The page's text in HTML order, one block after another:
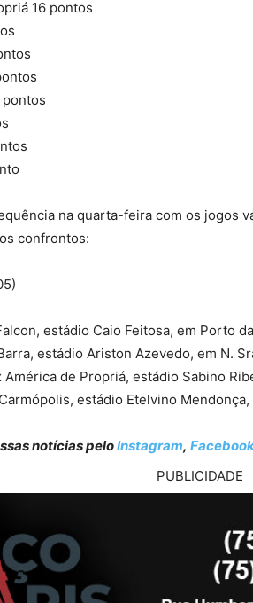
16 pontos
na quarta-feira com os jogos
confrontos:
estádio Caio Feitosa, em Porto
estádio Ariston Azevedo, em N.
América de Propriá, estádio Sabino
estádio Etelvino Mendonça,
notícias peloInstagram,
PUBLICIDADE